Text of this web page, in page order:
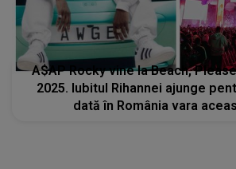
A$AP Rocky vine la Beach,
2025. Iubitul Rihannei ajunge
dată în România vara